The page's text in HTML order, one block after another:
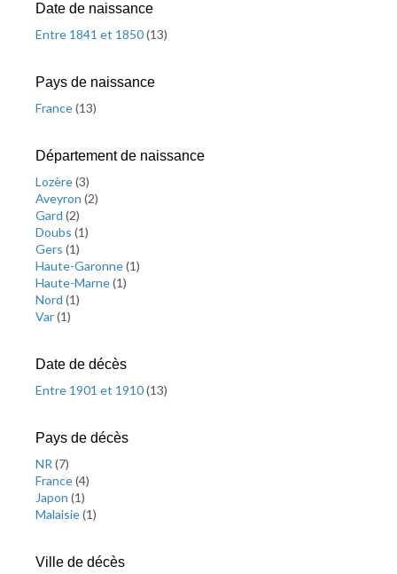
Date de naissance
Entre 1841 et 1850(13)
Pays de naissance
France(13)
Département de naissance
Lozère(3)
Aveyron (2)
Gard (2)
Doubs (1)
Gers (1)
Haute-Garonne(1)
Haute-Marne(1)
Nord (1)
Var(1)
Date de décès
Entre 1901 et 1910(13)
Pays de décès
NR (7)
France(4)
Japon (1)
Malaisie(1)
Ville de décès